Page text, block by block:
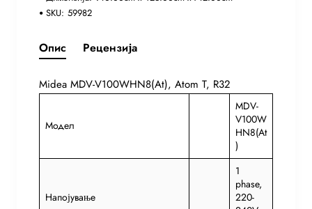
SKU: 59982
Опис Рецензија
Midea MDV-V100WHN8(At), Atom T, R32
Модел
MDV-
V100W
HN8(At
)
Напојување
1
phase,
220-